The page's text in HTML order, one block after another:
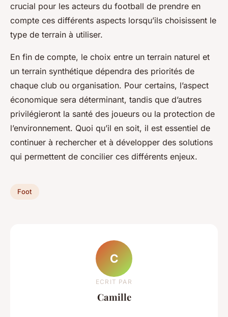
crucial pour les acteurs du football de prendre en
compte ces différents aspects lorsqu’ils choisissent le
type de terrain à utiliser.
En fin de compte, le choix entre un terrain naturel et
un terrain synthétique dépendra des priorités de
chaque club ou organisation. Pour certains, l’aspect
économique sera déterminant, tandis que d’autres
privilégieront la santé des joueurs ou la protection de
l’environnement. Quoi qu’il en soit, il est essentiel de
continuer à rechercher et à développer des solutions
qui permettent de concilier ces différents enjeux.
Foot
C
ECRIT PAR
Camille